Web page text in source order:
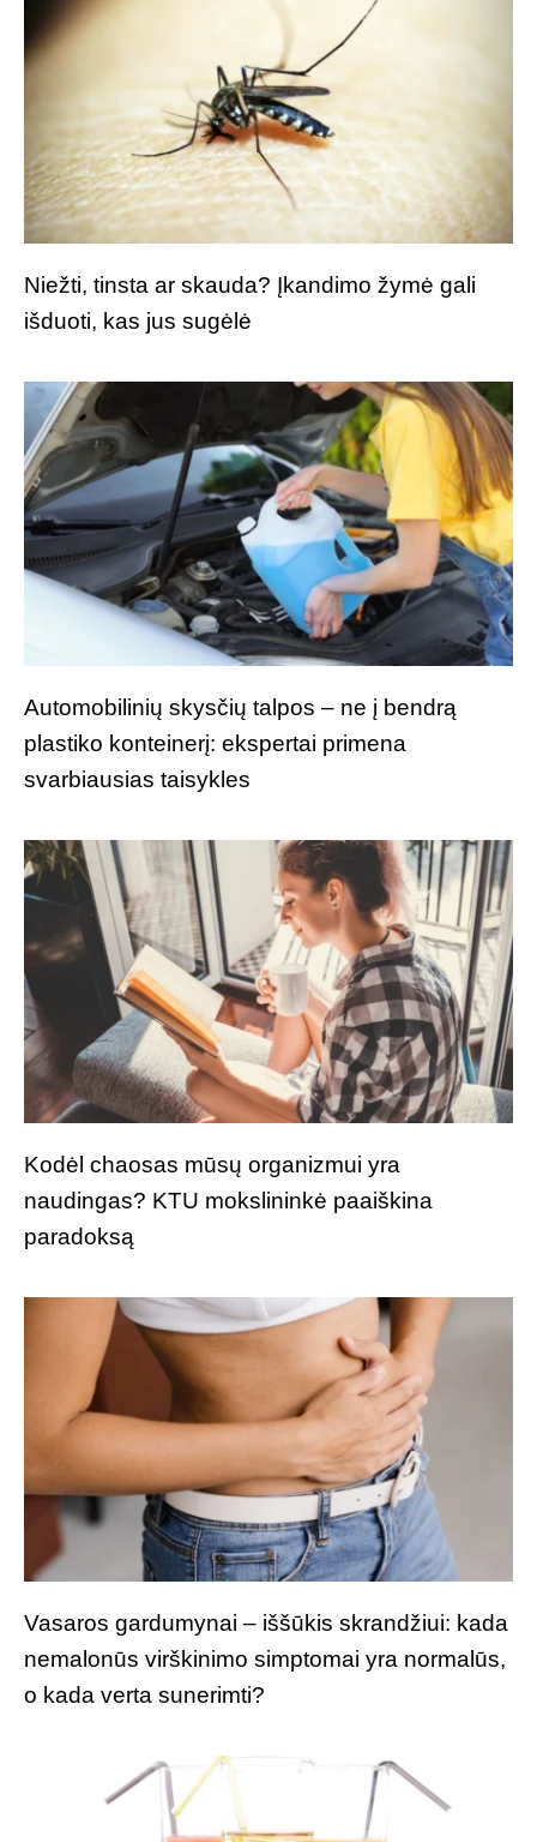
Niežti, tinsta ar skauda? Įkandimo žymė gali
išduoti, kas jus sugėlė
Automobilinių skysčių talpos – ne į bendrą
plastiko konteinerį: ekspertai primena
svarbiausias taisykles
Kodėl chaosas mūsų organizmui yra
naudingas? KTU mokslininkė paaiškina
paradoksą
Vasaros gardumynai – iššūkis skrandžiui: kada
nemalonūs virškinimo simptomai yra normalūs,
o kada verta sunerimti?